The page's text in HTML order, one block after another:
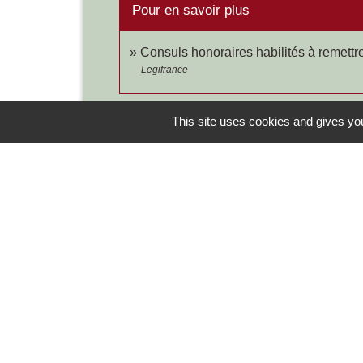
Pour en savoir plus
Consuls honoraires habilités à
Legifrance
This site uses cookies and gives